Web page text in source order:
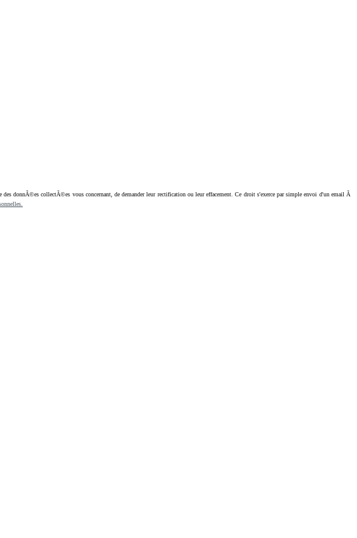
collectÃ©es vous concernant, de demander leur rectification ou leur effacement. Ce droit s'exerce par simple envoi d'un email Ã